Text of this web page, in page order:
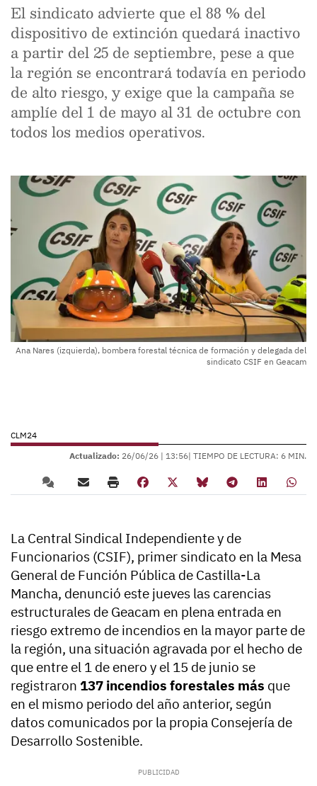
El sindicato advierte que el 88 % del
dispositivo de extinción quedará inactivo
a partir del 25 de septiembre, pese a que
la región se encontrará todavía en periodo
de alto riesgo, y exige que la campaña se
amplíe del 1 de mayo al 31 de octubre con
todos los medios operativos.
Ana Nares (izquierda), bombera forestal técnica de formación y delegada del
sindicato CSIF en Geacam
CLM24
Actualizado: 26/06/26 | 13:56| TIEMPO DE LECTURA: 6 MIN.
La Central Sindical Independiente y de
Funcionarios (CSIF), primer sindicato en la Mesa
General de Función Pública de Castilla-La
Mancha, denunció este jueves las carencias
estructurales de Geacam en plena entrada en
riesgo extremo de incendios en la mayor parte de
la región, una situación agravada por el hecho de
que entre el 1 de enero y el 15 de junio se
registraron 137 incendios forestales más que
en el mismo periodo del año anterior, según
datos comunicados por la propia Consejería de
Desarrollo Sostenible.